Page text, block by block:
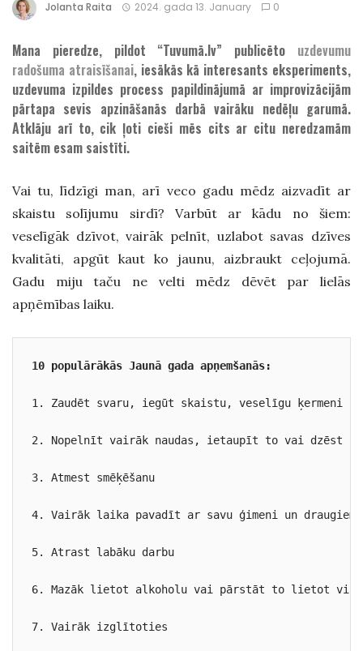
Jolanta Raita 2024. gada 13. January 0
Mana pieredze, pildot “Tuvumā.lv” publicēto uzdevumu
radošuma atraisīšanai, iesākās kā interesants eksperiments,
uzdevuma izpildes process papildinājumā ar improvizācijām
pārtapa sevis apzināšanās darbā vairāku nedēļu garumā.
Atklāju arī to, cik ļoti cieši mēs cits ar citu neredzamām
saitēm esam saistīti.
Vai tu, līdzīgi man, arī veco gadu mēdz aizvadīt ar
skaistu solījumu sirdī? Varbūt ar kādu no šiem:
veselīgāk dzīvot, vairāk pelnīt, uzlabot savas dzīves
kvalitāti, apgūt kaut ko jaunu, aizbraukt ceļojumā.
Gadu miju taču ne velti mēdz dēvēt par lielās
apņēmības laiku.
10 populārākās Jaunā gada apņemšanās:
1. Zaudēt svaru, iegūt skaistu, veselīgu ķermeni
2. Nopelnīt vairāk naudas, ietaupīt to vai dzēst
3. Atmest smēķēšanu
4. Vairāk laika pavadīt ar savu ģimeni un draugiem
5. Atrast labāku darbu
6. Mazāk lietot alkoholu vai pārstāt to lietot
7. Vairāk izglītoties